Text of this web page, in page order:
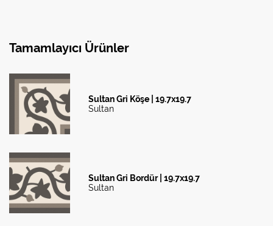
Tamamlayıcı Ürünler
Sultan Gri Köşe | 19.7x19.7
Sultan
Sultan Gri Bordür | 19.7x19.7
Sultan